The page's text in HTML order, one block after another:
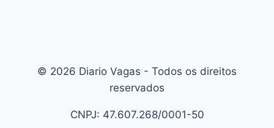
© 2026 Diario Vagas - Todos os direitos
reservados
CNPJ: 47.607.268/0001-50